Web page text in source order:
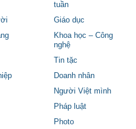
tuần
Giáo dục
Khoa học – Công
nghệ
Tin tặc
Doanh nhân
Người Việt mình
Pháp luật
Photo